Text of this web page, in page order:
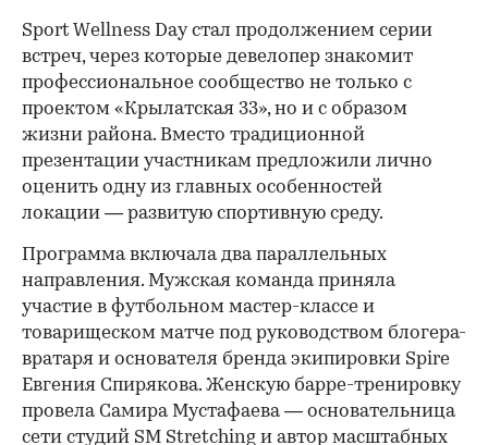
Sport Wellness Day стал продолжением серии
встреч, через которые девелопер знакомит
профессиональное сообщество не только с
проектом «Крылатская 33», но и с образом
жизни района. Вместо традиционной
презентации участникам предложили лично
оценить одну из главных особенностей
локации — развитую спортивную среду.
Программа включала два параллельных
направления. Мужская команда приняла
участие в футбольном мастер-классе и
товарищеском матче под руководством блогера-
вратаря и основателя бренда экипировки Spire
Евгения Спирякова. Женскую барре-тренировку
провела Самира Мустафаева — основательница
сети студий SM Stretching и автор масштабных